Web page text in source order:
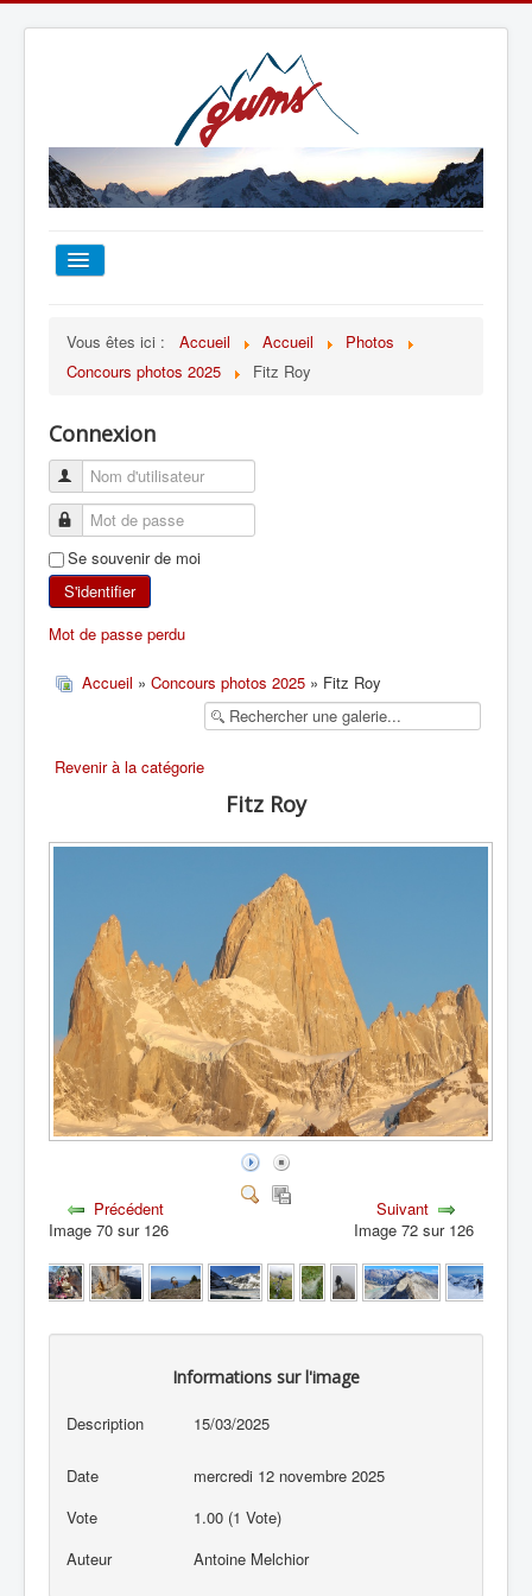
TOUT SUR LE GUMS
ESCALADE
ALPINISME
SKI DE RANDONNÉE
RANDONNÉE SPORTIVE
Vous êtes ici : Accueil Accueil
Photos
Concours photos 2025
Fitz Roy
Connexion
Se souvenir de moi
S'identifier
Mot de passe perdu
Accueil » Concours photos 2025 » Fitz Roy
Revenir à la catégorie
Fitz Roy
Précédent
Image 70 sur 126
Suivant
Image 72 sur 126
Informations sur l'image
Description 15/03/2025
Date
mercredi 12 novembre 2025
Vote
1.00 (1 Vote)
Auteur
Antoine Melchior